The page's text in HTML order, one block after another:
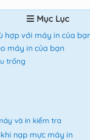
Mục Lục
hợp với máy in của
máy in của bạn
trống
và in kiểm tra
nạp mực máy in